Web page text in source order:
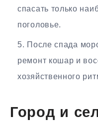
спасать только
поголовье.
После спада
ремонт кошар и
хозяйственного
Город и